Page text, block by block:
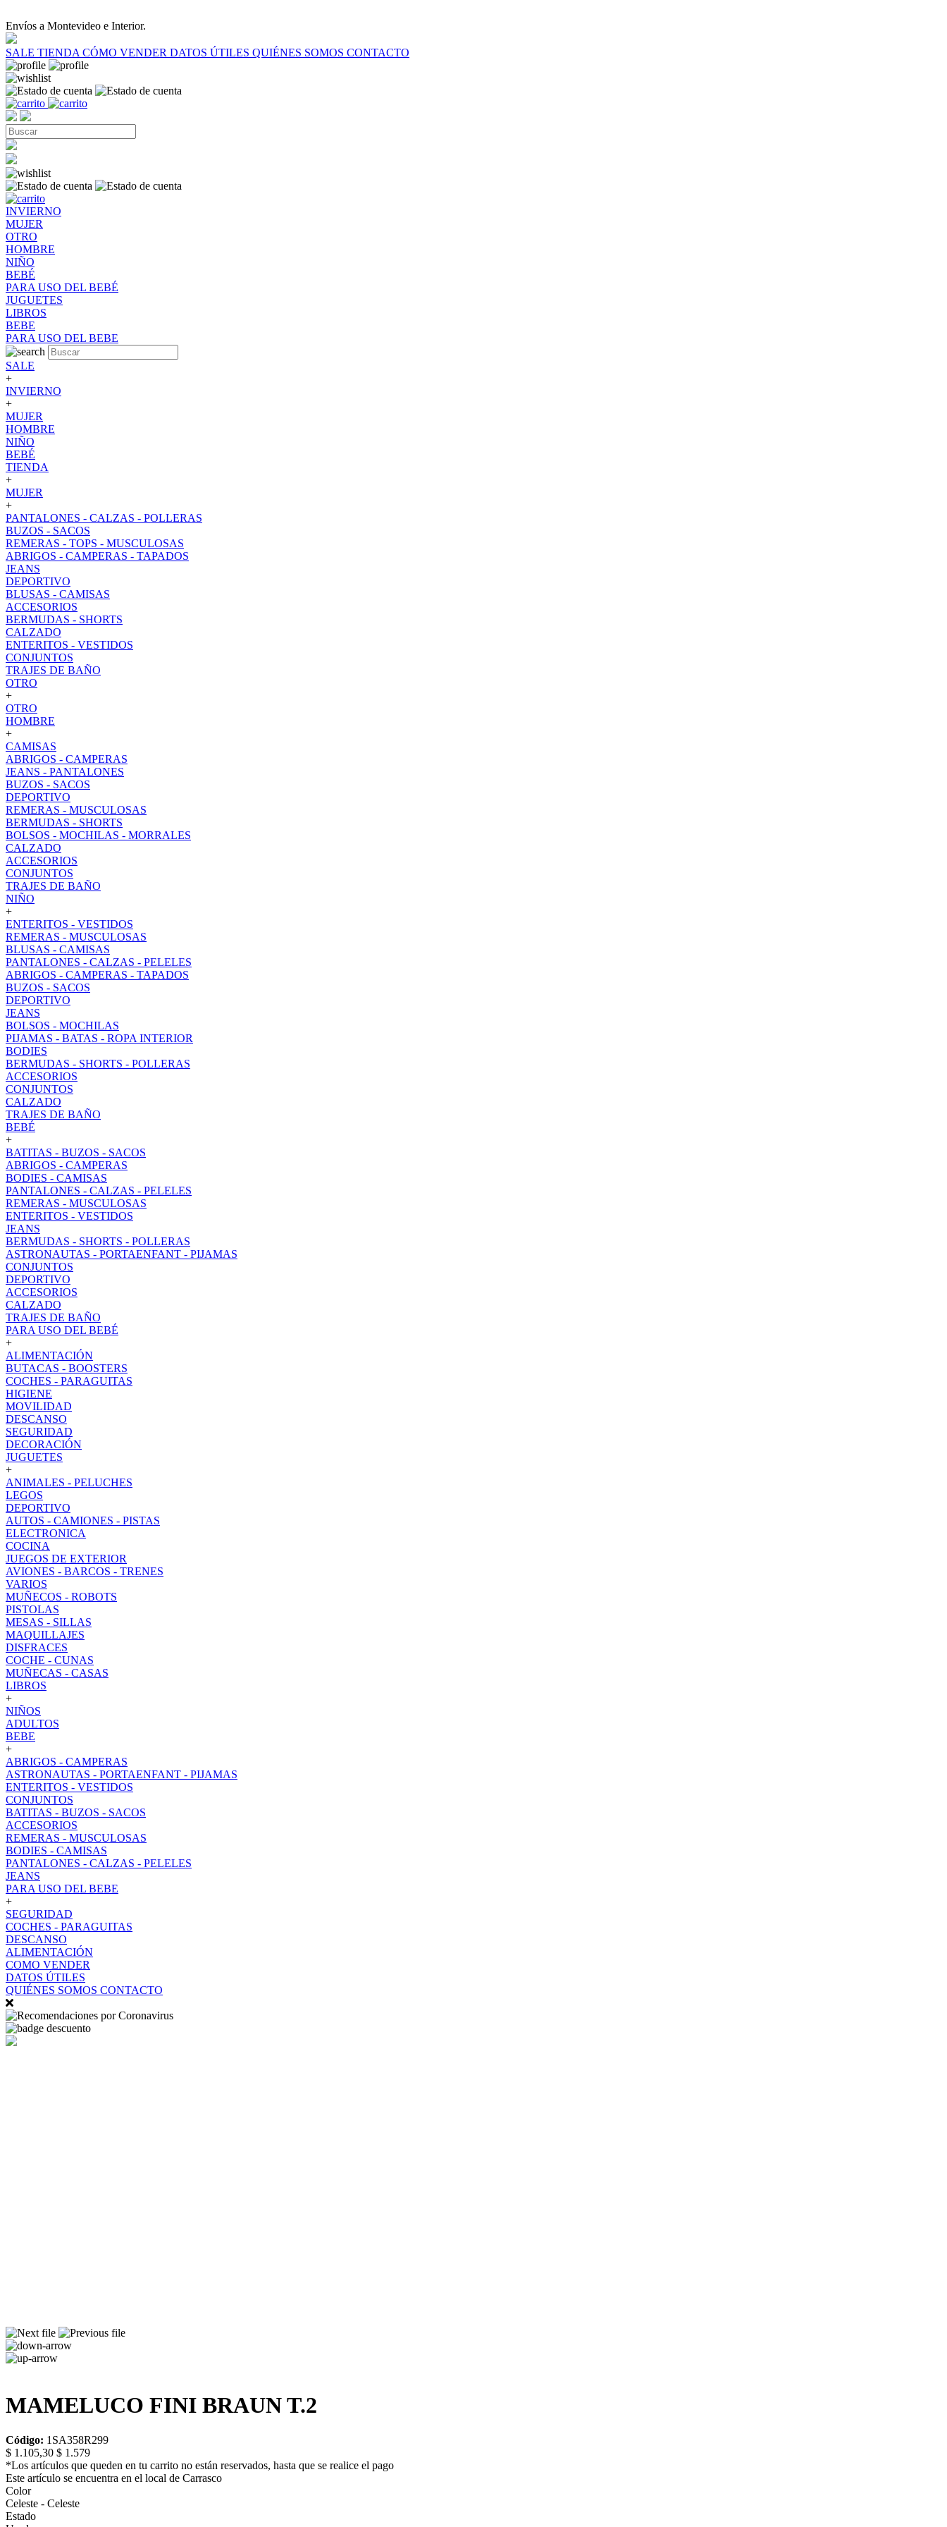
Envíos a Montevideo e Interior.
SALE TIENDA CÓMO VENDER DATOS ÚTILES QUIÉNES SOMOS CONTACTO
INVIERNO
MUJER
OTRO
HOMBRE
NIÑO
BEBÉ
PARA USO DEL BEBÉ
JUGUETES
LIBROS
BEBE
PARA USO DEL BEBE
SALE
+
INVIERNO
+
MUJER
HOMBRE
NIÑO
BEBÉ
TIENDA
+
MUJER
+
PANTALONES - CALZAS - POLLERAS
BUZOS - SACOS
REMERAS - TOPS - MUSCULOSAS
ABRIGOS - CAMPERAS - TAPADOS
JEANS
DEPORTIVO
BLUSAS - CAMISAS
ACCESORIOS
BERMUDAS - SHORTS
CALZADO
ENTERITOS - VESTIDOS
CONJUNTOS
TRAJES DE BAÑO
OTRO
+
OTRO
HOMBRE
+
CAMISAS
ABRIGOS - CAMPERAS
JEANS - PANTALONES
BUZOS - SACOS
DEPORTIVO
REMERAS - MUSCULOSAS
BERMUDAS - SHORTS
BOLSOS - MOCHILAS - MORRALES
CALZADO
ACCESORIOS
CONJUNTOS
TRAJES DE BAÑO
NIÑO
+
ENTERITOS - VESTIDOS
REMERAS - MUSCULOSAS
BLUSAS - CAMISAS
PANTALONES - CALZAS - PELELES
ABRIGOS - CAMPERAS - TAPADOS
BUZOS - SACOS
DEPORTIVO
JEANS
BOLSOS - MOCHILAS
PIJAMAS - BATAS - ROPA INTERIOR
BODIES
BERMUDAS - SHORTS - POLLERAS
ACCESORIOS
CONJUNTOS
CALZADO
TRAJES DE BAÑO
BEBÉ
+
BATITAS - BUZOS - SACOS
ABRIGOS - CAMPERAS
BODIES - CAMISAS
PANTALONES - CALZAS - PELELES
REMERAS - MUSCULOSAS
ENTERITOS - VESTIDOS
JEANS
BERMUDAS - SHORTS - POLLERAS
ASTRONAUTAS - PORTAENFANT - PIJAMAS
CONJUNTOS
DEPORTIVO
ACCESORIOS
CALZADO
TRAJES DE BAÑO
PARA USO DEL BEBÉ
+
ALIMENTACIÓN
BUTACAS - BOOSTERS
COCHES - PARAGUITAS
HIGIENE
MOVILIDAD
DESCANSO
SEGURIDAD
DECORACIÓN
JUGUETES
+
ANIMALES - PELUCHES
LEGOS
DEPORTIVO
AUTOS - CAMIONES - PISTAS
ELECTRONICA
COCINA
JUEGOS DE EXTERIOR
AVIONES - BARCOS - TRENES
VARIOS
MUÑECOS - ROBOTS
PISTOLAS
MESAS - SILLAS
MAQUILLAJES
DISFRACES
COCHE - CUNAS
MUÑECAS - CASAS
LIBROS
+
NIÑOS
ADULTOS
BEBE
+
ABRIGOS - CAMPERAS
ASTRONAUTAS - PORTAENFANT - PIJAMAS
ENTERITOS - VESTIDOS
CONJUNTOS
BATITAS - BUZOS - SACOS
ACCESORIOS
REMERAS - MUSCULOSAS
BODIES - CAMISAS
PANTALONES - CALZAS - PELELES
JEANS
PARA USO DEL BEBE
+
SEGURIDAD
COCHES - PARAGUITAS
DESCANSO
ALIMENTACIÓN
COMO VENDER
DATOS ÚTILES
QUIÉNES SOMOS CONTACTO
MAMELUCO FINI BRAUN T.2
Código: 1SA358R299
$ 1.105,30 $ 1.579
*Los artículos que queden en tu carrito no están reservados, hasta que se realice el pago
Este artículo se encuentra en el local de Carrasco
Color
Celeste - Celeste
Estado